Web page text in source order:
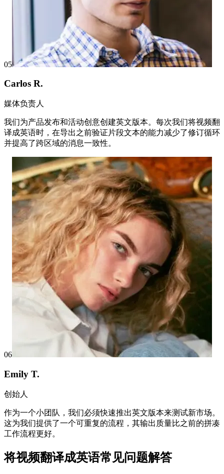
05
Carlos R.
媒体负责人
我们为产品发布和活动创意创建英文版本。每次我们将视频翻
译成英语时，在导出之前验证片段文本的能力减少了修订循环
并提高了跨区域的消息一致性。
06
Emily T.
创始人
作为一个小团队，我们必须快速推出英文版本来测试新市场。
这为我们提供了一个可重复的流程，其输出质量比之前的拼凑
工作流程更好。
将视频翻译成英语常见问题解答